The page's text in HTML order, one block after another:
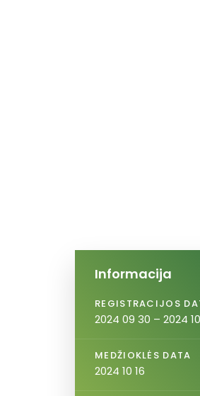
Informacija
REGISTRACIJOS
2024 09 30 – 2024
MEDŽIOKLĖS DATA
2024 10 16